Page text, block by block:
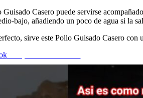
Casero puede servirse
bajo, añadiendo un poco de agua si la
sirve este Pollo Guisado Casero
Comparte en Facebook